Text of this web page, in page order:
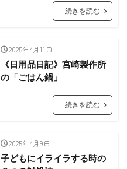
続きを読む
2025年4月11日
《日用品日記》宮崎製作所
の「ごはん鍋」
続きを読む
2025年4月9日
子どもにイライラする時の